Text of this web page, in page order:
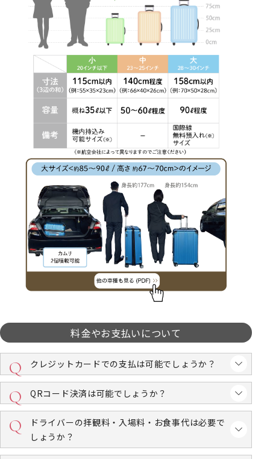
料金やお支払いについて
クレジットカードでの支払は可能でしょうか？
QRコード決済は可能でしょうか？
ドライバーの拝観料・入場料・お食事代は必要で
しょうか？